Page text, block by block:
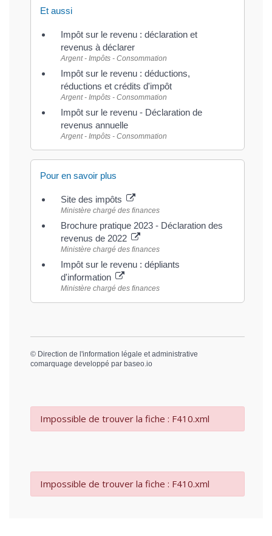
Et aussi
Impôt sur le revenu : déclaration et
revenus à déclarer
Argent - Impôts - Consommation
Impôt sur le revenu : déductions,
réductions et crédits d'impôt
Argent - Impôts - Consommation
Impôt sur le revenu - Déclaration de
revenus annuelle
Argent - Impôts - Consommation
Pour en savoir plus
Site des impôts
Ministère chargé des finances
Brochure pratique 2023 - Déclaration des
revenus de 2022
Ministère chargé des finances
Impôt sur le revenu : dépliants
d'information
Ministère chargé des finances
© Direction de l'information légale et administrative
comarquage developpé par baseo.io
Impossible de trouver la fiche : F410.xml
Impossible de trouver la fiche : F410.xml